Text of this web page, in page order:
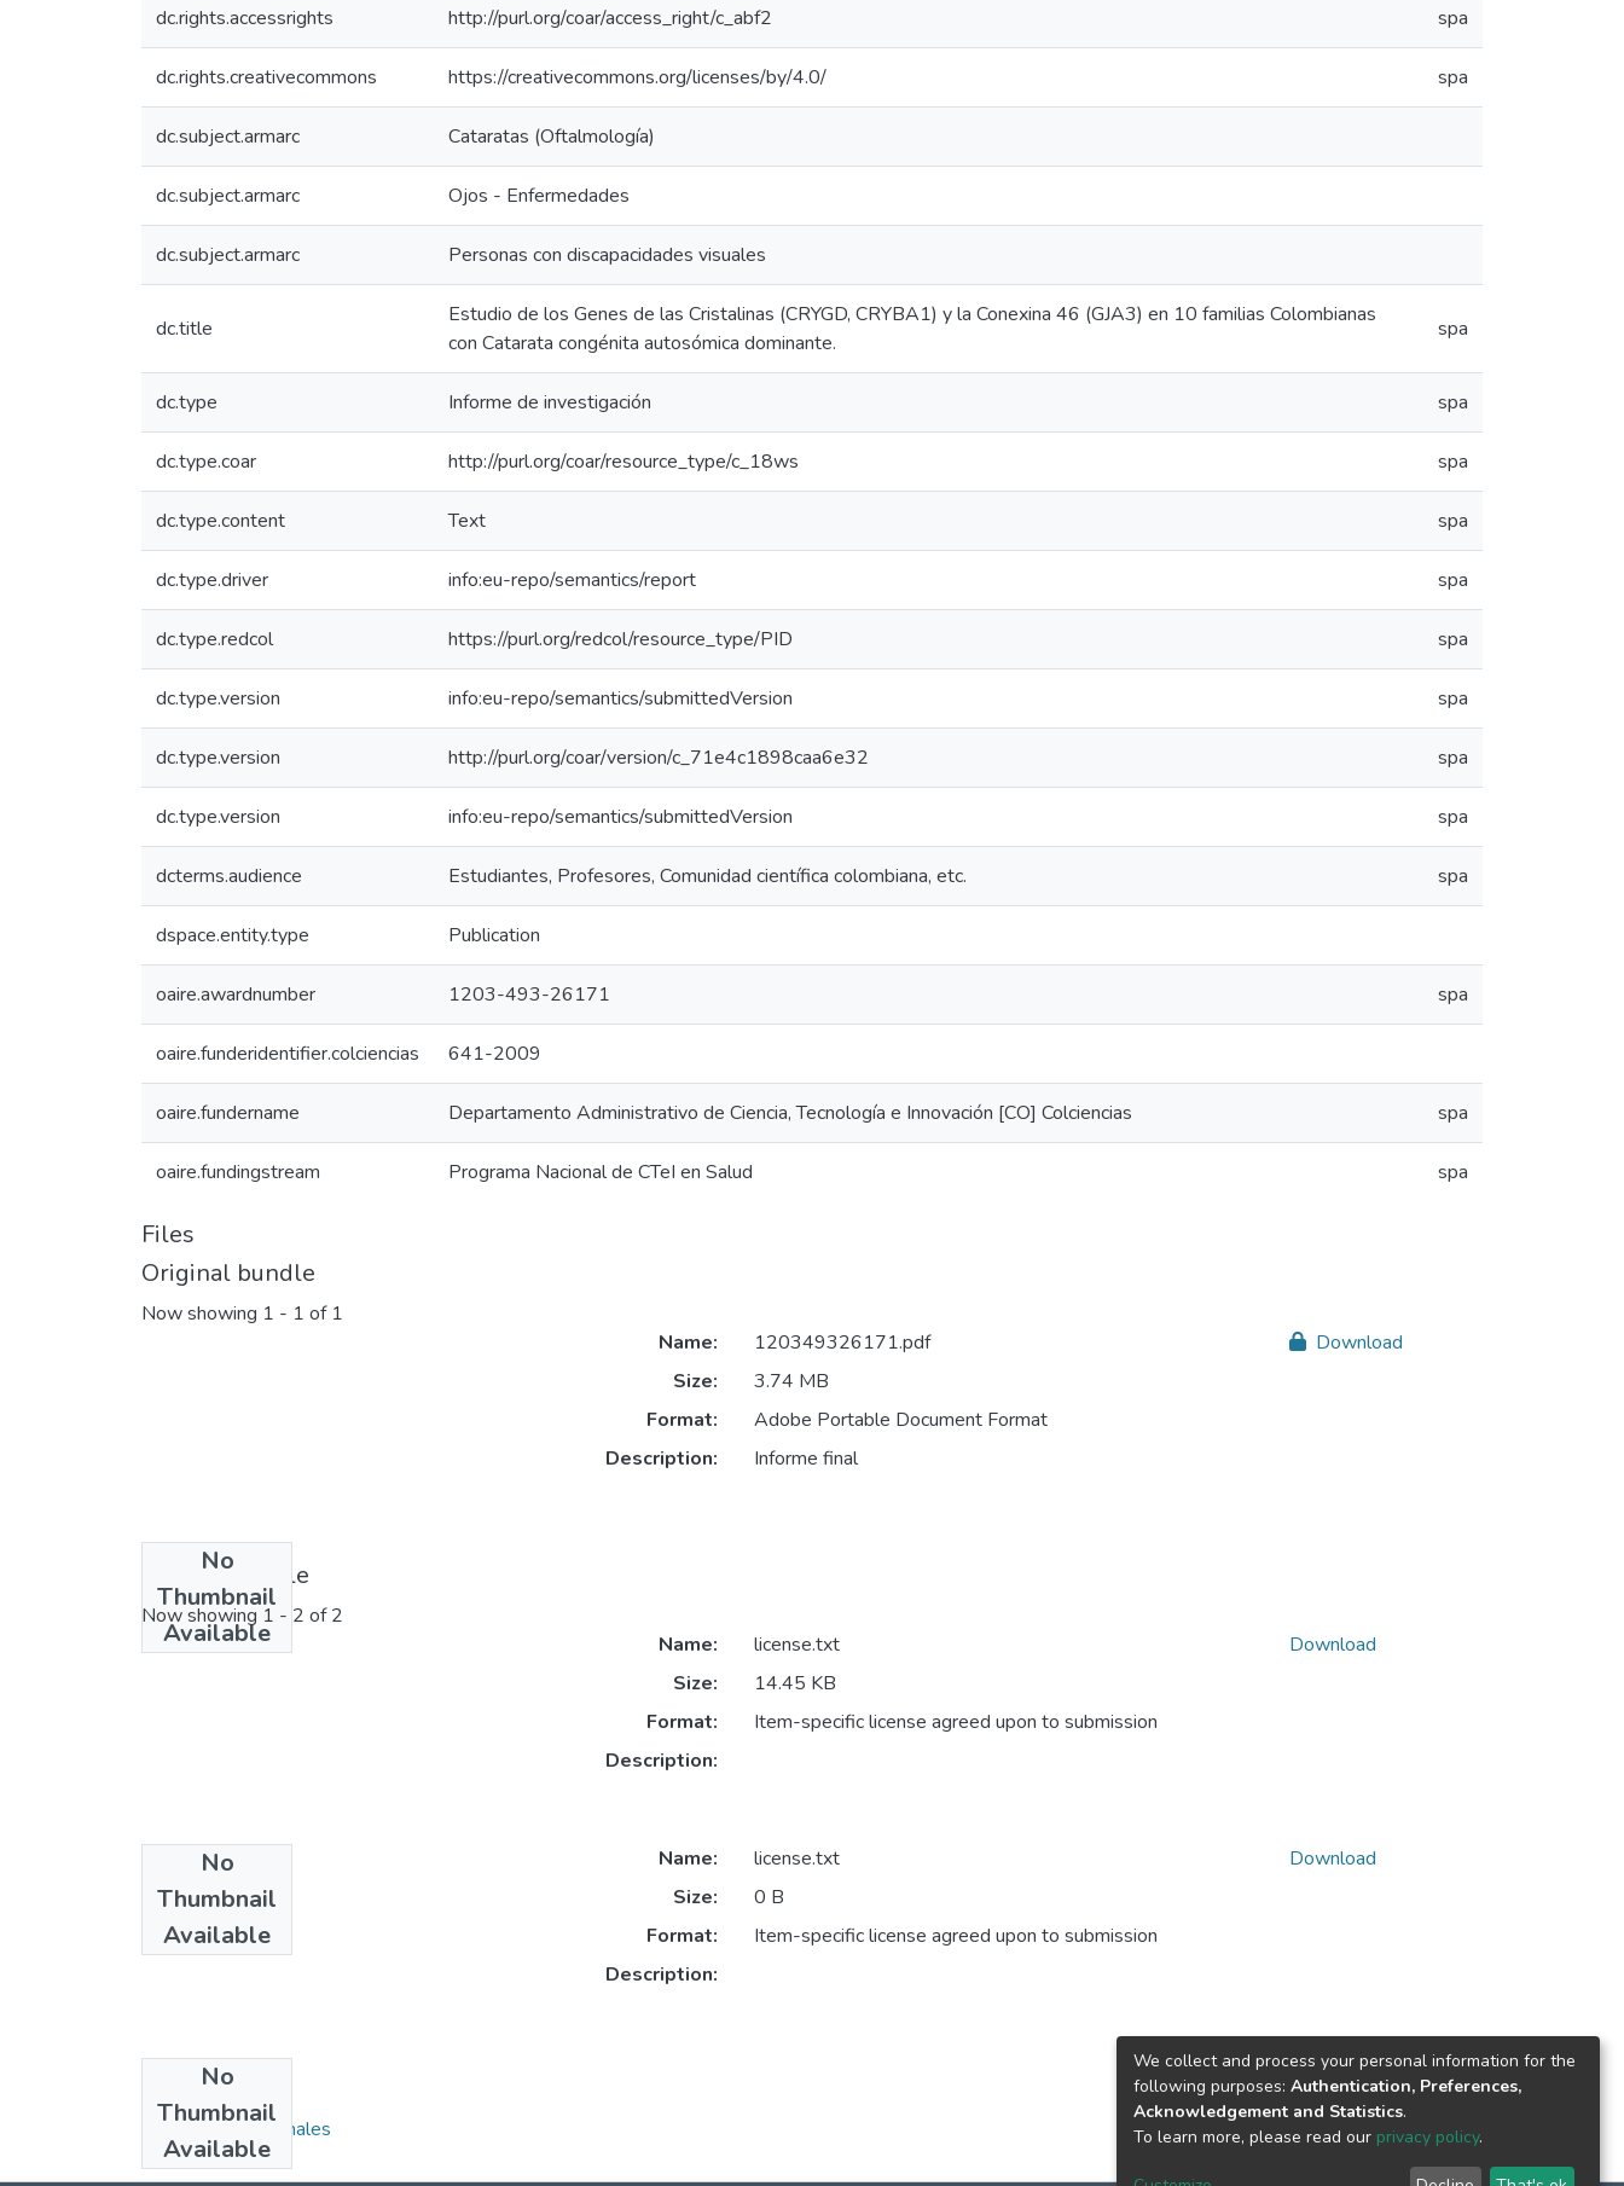
dc.rights.accessrights http://purl.org/coar/access_right/c_abf2 spa
dc.rights.creativecommons https://creativecommons.org/licenses/by/4.0/ spa
dc.subject.armarc Cataratas (Oftalmología)
dc.subject.armarc Ojos - Enfermedades
dc.subject.armarc Personas con discapacidades visuales
dc.title
Estudio de los Genes de las Cristalinas (CRYGD, CRYBA1) y la Conexina 46 (GJA3) en 10 familias Colombianas
con Catarata congénita autosómica dominante.
spa
dc.type Informe de investigación spa
dc.type.coar http://purl.org/coar/resource_type/c_18ws spa
dc.type.content Text spa
dc.type.driver info:eu-repo/semantics/report spa
dc.type.redcol https://purl.org/redcol/resource_type/PID spa
dc.type.version info:eu-repo/semantics/submittedVersion spa
dc.type.version http://purl.org/coar/version/c_71e4c1898caa6e32 spa
dc.type.version info:eu-repo/semantics/submittedVersion spa
dcterms.audience Estudiantes, Profesores, Comunidad científica colombiana, etc. spa
dspace.entity.type Publication
oaire.awardnumber 1203-493-26171 spa
oaire.funderidentifier.colciencias 641-2009
oaire.fundername Departamento Administrativo de Ciencia, Tecnología e Innovación [CO] Colciencias spa
oaire.fundingstream Programa Nacional de CTeI en Salud spa
Files
Original bundle
Now showing 1 - 1 of 1
No
Thumbnail
Available
Name:
120349326171.pdf
Size:
3.74 MB
Format:
Adobe Portable Document Format
Description:
Informe final
Download
License bundle
Now showing 1 - 2 of 2
No
Thumbnail
Available
Name:
license.txt
Size:
14.45 KB
Format:
Item-specific license agreed upon to submission
Description:
Download
No
Thumbnail
Available
Name:
license.txt
Size:
0 B
Format:
Item-specific license agreed upon to submission
Description:
Download
Collections
1.1.2. Informes Finales
We collect and process your personal information for the
following purposes: Authentication, Preferences,
Acknowledgement and Statistics.
To learn more, please read our privacy policy.